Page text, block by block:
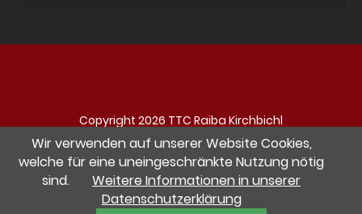
Copyright 2026 TTC Raiba Kirchbichl
Navigation
überspringen
Impressum Datenschutz Kontakt
Besuche uns auf Facebook
Wir verwenden auf unserer Website Cookies,
welche für eine uneingeschränkte Nutzung nötig
sind.
Weitere Informationen in unserer
Datenschutzerklärung